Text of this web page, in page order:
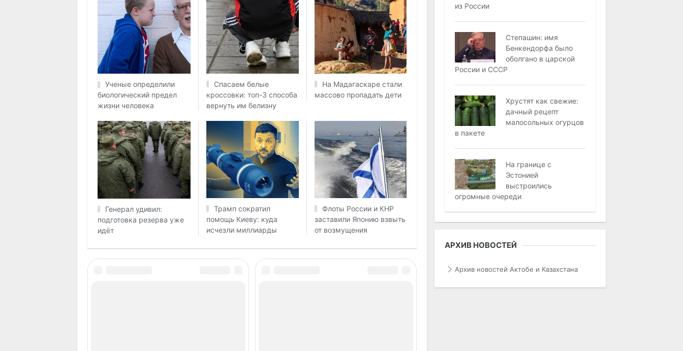
Ученые определили
биологический предел
жизни человека
Спасаем белые
кроссовки: топ-3 способа
вернуть им белизну
На Мадагаскаре стали
массово пропадать дети
Генерал удивил:
подготовка резерва уже
идёт
Трамп сократил
помощь Киеву: куда
исчезли миллиарды
Флоты России и КНР
заставили Японию взвыть
от возмущения
из России
Степашин: имя
Бенкендорфа было
оболгано в царской
России и СССР
Хрустят как свежие:
дачный рецепт
малосольных огурцов
в пакете
На границе с
Эстонией
выстроились
огромные очереди
АРХИВ НОВОСТЕЙ
Архив новостей Актобе и Казахстана